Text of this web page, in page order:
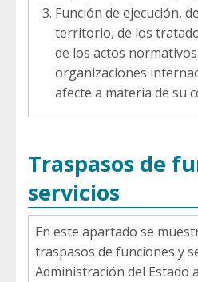
Función de ejecución,
territorio, de los
de los actos
organizaciones
afecte a materia de su
Traspasos de
servicios
En este apartado se
traspasos de funciones y
Administración del Estado